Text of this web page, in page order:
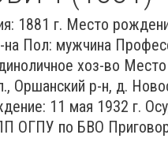
1881 г. Место
на Пол: мужчина
хоз-во
Оршанский р-н, д.
11 мая 1932 г.
ОГПУ по БВО